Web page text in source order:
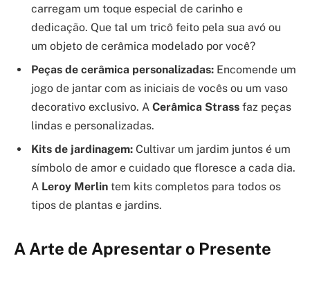
carregam um toque especial de carinho e
dedicação. Que tal um tricô feito pela sua avó ou
um objeto de cerâmica modelado por você?
Peças de cerâmica personalizadas: Encomende um
jogo de jantar com as iniciais de vocês ou um vaso
decorativo exclusivo. A Cerâmica Strass faz peças
lindas e personalizadas.
Kits de jardinagem: Cultivar um jardim juntos é um
símbolo de amor e cuidado que floresce a cada dia.
A Leroy Merlin tem kits completos para todos os
tipos de plantas e jardins.
A Arte de Apresentar o Presente